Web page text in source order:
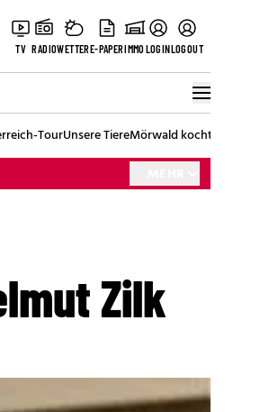
TV RADIOWETTERE-PAPERIMMOLOGINLOGOUT
TourUnsere TiereMörwald kocht
Zilk